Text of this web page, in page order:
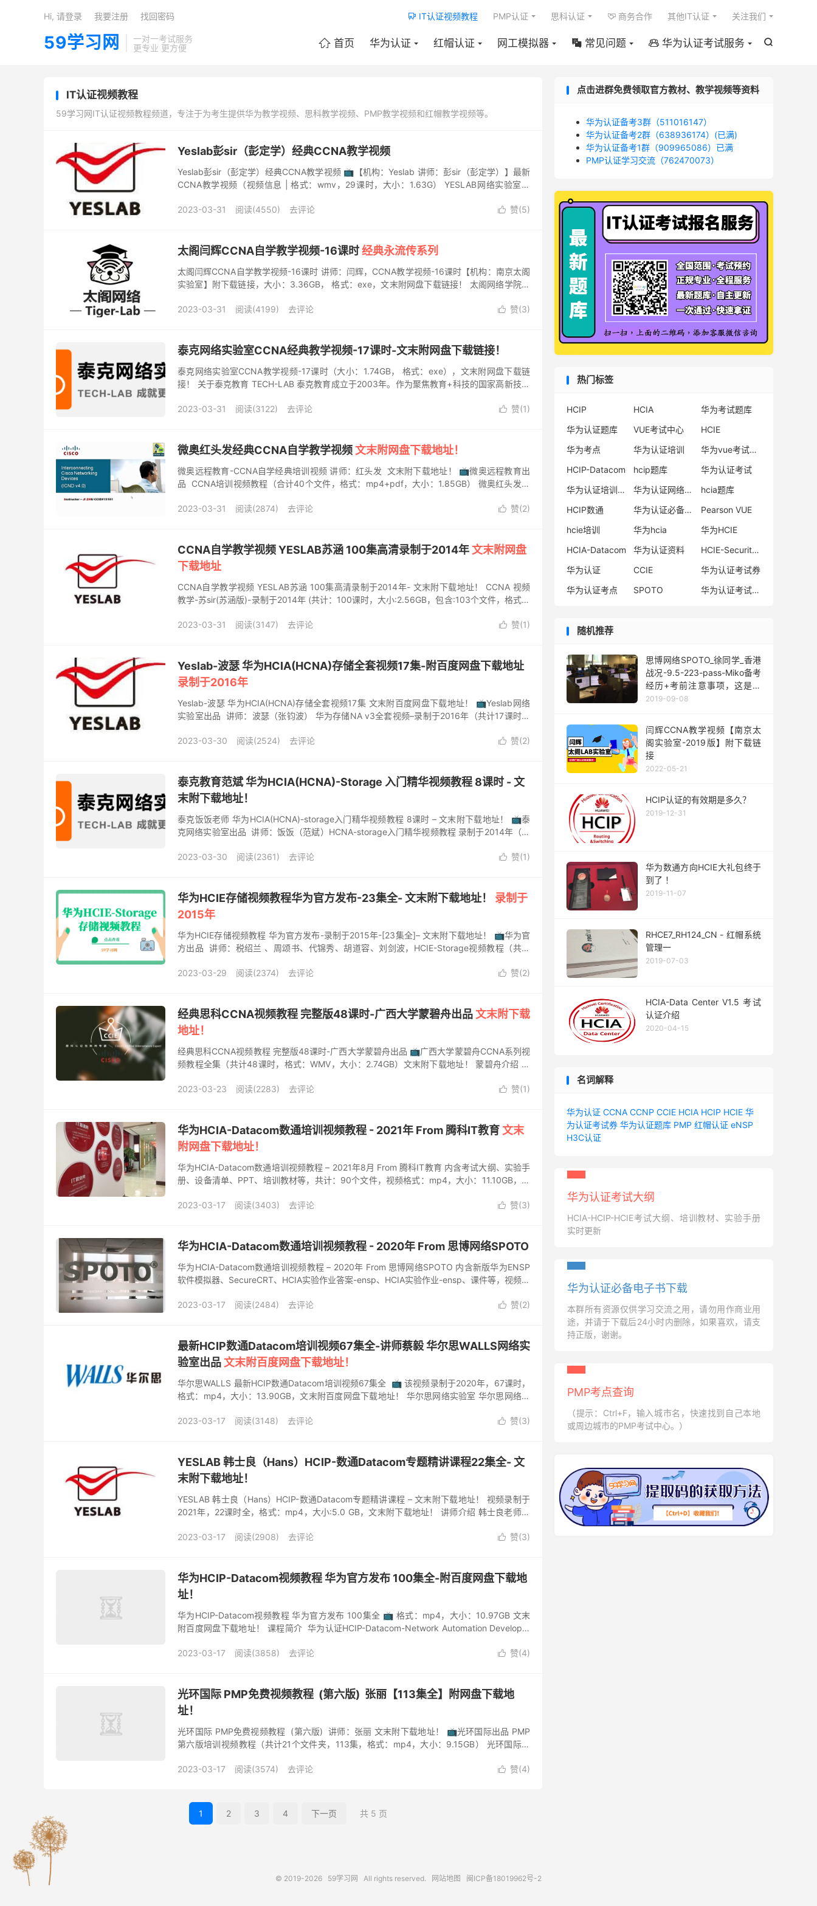
59学习网
一对一考试服务
更专业 更方便

 首页 华为认证 红帽认证 网工模拟器  常见问题  华为认证考试服务
 IT认证视频教程 PMP认证 思科认证  商务合作 其他IT认证 关注我们
Hi, 请登录 我要注册 找回密码
IT认证视频教程
59学习网IT认证视频教程频道，专注于为考生提供华为教学视频、思科教学视频、PMP教学视频和红帽教学视频等。
Yeslab彭sir（彭定学）经典CCNA教学视频
Yeslab彭sir（彭定学）经典CCNA教学视频 📺【机构：Yeslab 讲师：彭sir（彭定学）】最新
CCNA教学视频（视频信息 | 格式：wmv，29课时，大小：1.63G） YESLAB网络实验室简
 赞(5)
2023-03-31 阅读(4550) 去评论
太阁闫辉CCNA自学教学视频-16课时经典永流传系列
太阁闫辉CCNA自学教学视频-16课时 讲师：闫辉，CCNA教学视频-16课时【机构：南京太阁
实验室】附下载链接，大小：3.36GB， 格式：exe，文末附网盘下载链接！ 太阁网络学院简
 赞(3)
2023-03-31 阅读(4199) 去评论
泰克网络实验室CCNA经典教学视频-17课时-文末附网盘下载链接！
泰克网络实验室CCNA教学视频-17课时（大小：1.74GB， 格式：exe），文末附网盘下载链
接！ 关于泰克教育 TECH-LAB 泰克教育成立于2003年。作为聚焦教育+科技的国家高新技术
 赞(1)
2023-03-31 阅读(3122) 去评论
微奥红头发经典CCNA自学教学视频 文末附网盘下载地址！
微奥远程教育-CCNA自学经典培训视频 讲师：红头发 文末附下载地址！ 📺微奥远程教育出
品 CCNA培训视频教程（合计40个文件，格式：mp4+pdf，大小：1.85GB） 微奥红头发部
 赞(2)
2023-03-31 阅读(2874) 去评论
CCNA自学教学视频 YESLAB苏涵 100集高清录制于2014年 文末附网盘
下载地址
CCNA自学教学视频 YESLAB苏涵 100集高清录制于2014年- 文末附下载地址！ CCNA 视频
教学-苏sir(苏涵版)-录制于2014年 (共计：100课时，大小:2.56GB，包含:103个文件，格式：
 赞(1)
2023-03-31 阅读(3147) 去评论
Yeslab-波瑟 华为HCIA(HCNA)存储全套视频17集-附百度网盘下载地址
录制于2016年
Yeslab-波瑟 华为HCIA(HCNA)存储全套视频17集 文末附百度网盘下载地址！ 📺Yeslab网络
实验室出品 讲师：波瑟（张钧波） 华为存储NA v3全套视频–录制于2016年（共计17课时，
 赞(2)
2023-03-30 阅读(2524) 去评论
泰克教育范斌 华为HCIA(HCNA)-Storage 入门精华视频教程 8课时 - 文
末附下载地址！
泰克饭饭老师 华为HCIA(HCNA)-storage入门精华视频教程 8课时 – 文末附下载地址！ 📺泰
克网络实验室出品 讲师：饭饭（范斌）HCNA-storage入门精华视频教程 录制于2014年（共
 赞(1)
2023-03-30 阅读(2361) 去评论
华为HCIE存储视频教程华为官方发布-23集全- 文末附下载地址！ 录制于
2015年
华为HCIE存储视频教程 华为官方发布-录制于2015年-[23集全]– 文末附下载地址！ 📺华为官
方出品 讲师：税绍兰 、周颂书、代锦秀、胡道容、刘剑波，HCIE-Storage视频教程（共计
 赞(2)
2023-03-29 阅读(2374) 去评论
经典思科CCNA视频教程 完整版48课时-广西大学蒙碧舟出品 文末附下载
地址！
经典思科CCNA视频教程 完整版48课时-广西大学蒙碧舟出品 📺广西大学蒙碧舟CCNA系列视
频教程全集（共计48课时，格式：WMV，大小：2.74GB）文末附下载地址！ 蒙碧舟介绍 蒙
 赞(1)
2023-03-23 阅读(2283) 去评论
华为HCIA-Datacom数通培训视频教程 - 2021年 From 腾科IT教育 文末
附网盘下载地址！
华为HCIA-Datacom数通培训视频教程 – 2021年8月 From 腾科IT教育 内含考试大纲、实验手
册、设备清单、PPT、培训教材等，共计：90个文件，视频格式：mp4，大小：11.10GB，该
 赞(3)
2023-03-17 阅读(3403) 去评论
华为HCIA-Datacom数通培训视频教程 - 2020年 From 思博网络SPOTO
华为HCIA-Datacom数通培训视频教程 – 2020年 From 思博网络SPOTO 内含新版华为ENSP
软件模拟器、SecureCRT、HCIA实验作业答案-ensp、HCIA实验作业-ensp、课件等，视频格
 赞(2)
2023-03-17 阅读(2484) 去评论
最新HCIP数通Datacom培训视频67集全-讲师蔡毅 华尔思WALLS网络实
验室出品 文末附百度网盘下载地址！
华尔思WALLS 最新HCIP数通Datacom培训视频67集全 📺 该视频录制于2020年，67课时，
格式：mp4，大小：13.90GB，文末附百度网盘下载地址！ 华尔思网络实验室 华尔思网络实
 赞(3)
2023-03-17 阅读(3148) 去评论
YESLAB 韩士良（Hans）HCIP-数通Datacom专题精讲课程22集全- 文
末附下载地址！
YESLAB 韩士良（Hans）HCIP-数通Datacom专题精讲课程 – 文末附下载地址！ 视频录制于
2021年，22课时全，格式：mp4，大小:5.0 GB，文末附下载地址！ 讲师介绍 韩士良老师，
 赞(3)
2023-03-17 阅读(2908) 去评论
华为HCIP-Datacom视频教程 华为官方发布 100集全-附百度网盘下载地
址！
华为HCIP-Datacom视频教程 华为官方发布 100集全 📺 格式：mp4，大小：10.97GB 文末
附百度网盘下载地址！ 课程简介 华为认证HCIP-Datacom-Network Automation Developer
 赞(4)
2023-03-17 阅读(3858) 去评论
光环国际 PMP免费视频教程 (第六版) 张丽【113集全】附网盘下载地
址！
光环国际 PMP免费视频教程 (第六版) 讲师：张丽 文末附下载地址！ 📺光环国际出品 PMP
第六版培训视频教程（共计21个文件夹，113集，格式：mp4，大小：9.15GB） 光环国际机
 赞(4)
2023-03-17 阅读(3574) 去评论
1 2 3 4 下一页 共 5 页
点击进群免费领取官方教材、教学视频等资料
华为认证备考3群（511016147）
华为认证备考2群（638936174）(已满)
华为认证备考1群（909965086）已满
PMP认证学习交流（762470073）
热门标签
HCIP HCIA
华为考试题库
华为认证题库
VUE考试中心
HCIE
华为考点
华为认证培训
华为vue考试中心
HCIP-Datacom
hcip题库
华为认证考试
华为认证培训机构
华为认证网络工程师
hcia题库
HCIP数通
华为认证必备电子书系列
Pearson VUE
hcie培训
华为hcia
华为HCIE
HCIA-Datacom
华为认证资料
HCIE-Security备考指南
华为认证
CCIE
华为认证考试券
华为认证考点
SPOTO 华为认证考试费用
随机推荐
思博网络SPOTO_徐同学_香港
战况-9.5-223-pass-Miko备考
经历+考前注意事项，这是一
份蛇皮战报！
2019-09-08
闫辉CCNA教学视频【南京太
阁实验室-2019版】附下载链
接
2022-05-21
HCIP认证的有效期是多久？
2019-12-31
华为数通方向HCIE大礼包终于
到了 ！
2019-11-07
RHCE7_RH124_CN - 红帽系统
管理一
2019-07-03
HCIA-Data Center V1.5 考试
认证介绍
2020-04-15
名词解释
华为认证 CCNA CCNP CCIE HCIA HCIP HCIE 华
为认证考试券 华为认证题库 PMP 红帽认证 eNSP
H3C认证
华为认证考试大纲
HCIA-HCIP-HCIE考试大纲、培训教材、实验手册
实时更新
华为认证必备电子书下载
本群所有资源仅供学习交流之用，请勿用作商业用
途，并请于下载后24小时内删除，如果喜欢，请支
持正版，谢谢。
PMP考点查询
（提示：Ctrl+F，输入城市名，快速找到自己本地
或周边城市的PMP考试中心。）
© 2019-2026 59学习网 All rights reserved. 网站地图 闽ICP备18019962号-2